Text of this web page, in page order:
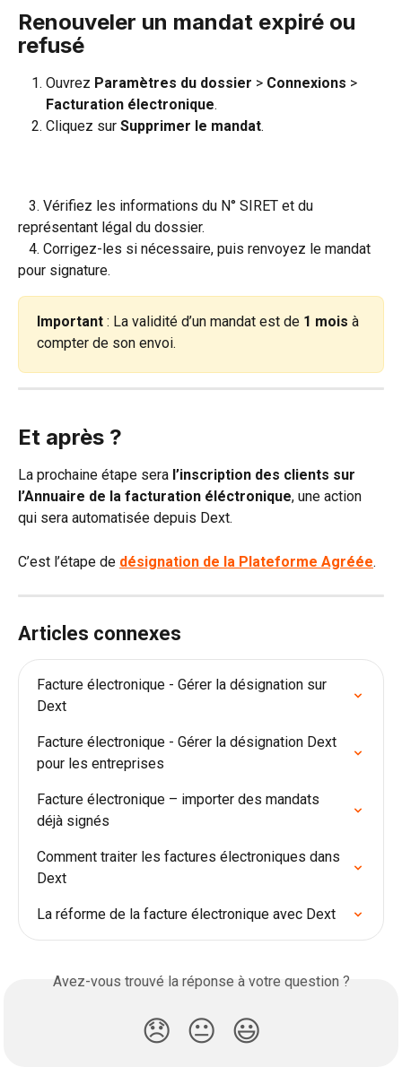
Renouveler un mandat expiré ou
refusé
Ouvrez Paramètres du dossier > Connexions >
Facturation électronique.
Cliquez sur Supprimer le mandat.
représentant légal du dossier.
pour signature.
Important : La validité d’un mandat est de 1 mois à
compter de son envoi.
Et après ?
La prochaine étape sera l’inscription des clients sur
l’Annuaire de la facturation éléctronique, une action
qui sera automatisée depuis Dext.
C’est l’étape de désignation de la Plateforme Agréée.
Articles connexes
Facture électronique - Gérer la désignation sur
Dext
Facture électronique - Gérer la désignation Dext
pour les entreprises
Facture électronique – importer des mandats
déjà signés
Comment traiter les factures électroniques dans
Dext
La réforme de la facture électronique avec Dext
Avez-vous trouvé la réponse à votre question ?
😞 😐 😃